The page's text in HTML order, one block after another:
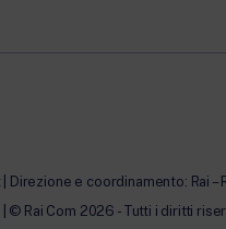
e coordinamento: Rai –
© Rai Com 2026 - Tutti i diritti